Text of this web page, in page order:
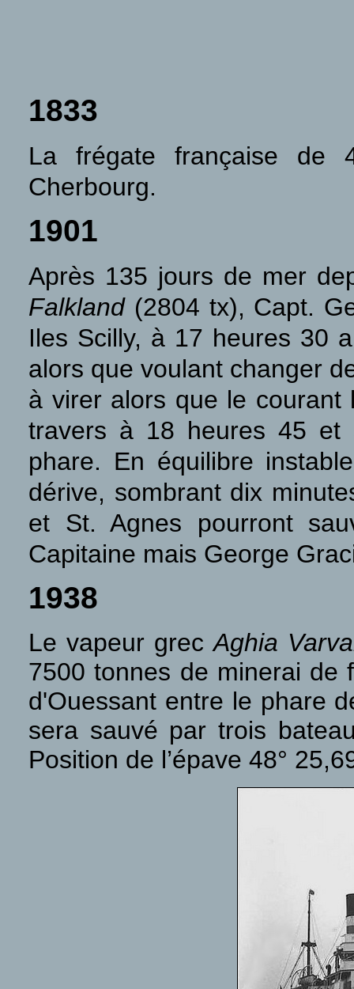
1833
La frégate française de
Cherbourg.
1901
Après 135 jours de mer
Falkland (2804 tx), Capt.
Iles Scilly, à 17 heures 30
alors que voulant changer
à virer alors que le
travers à 18 heures 45 et
phare. En équilibre
dérive, sombrant dix
et St. Agnes pourront
Capitaine mais George
1938
Le vapeur grecAghia
7500 tonnes de minerai de
d'Ouessant entre le phare
sera sauvé par trois
Position de l’épave 48°